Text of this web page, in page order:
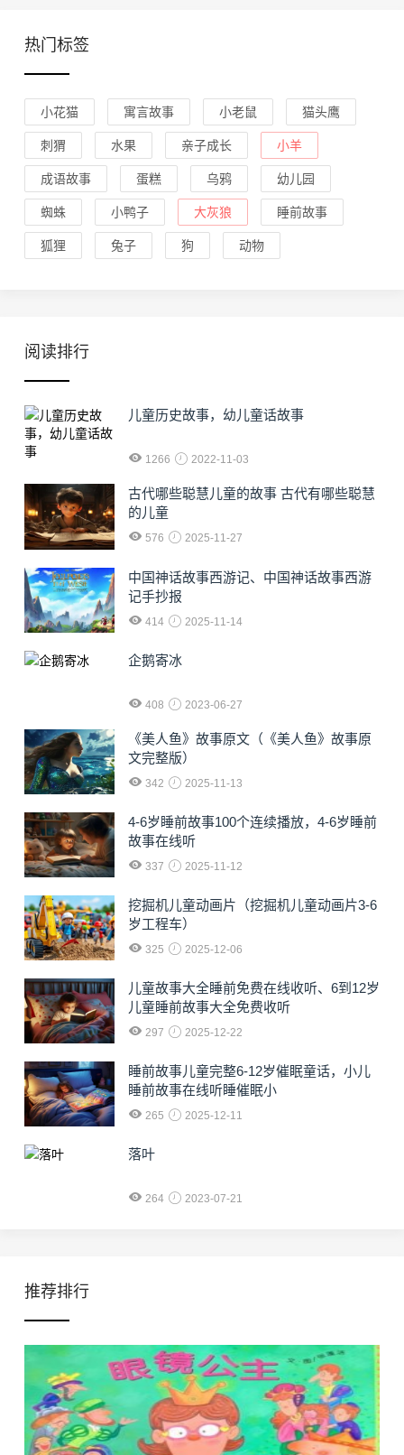
热门标签
小花猫 寓言故事 小老鼠 猫头鹰
刺猬 水果 亲子成长 小羊
成语故事 蛋糕 乌鸦 幼儿园
蜘蛛 小鸭子 大灰狼 睡前故事
狐狸 兔子 狗 动物
阅读排行
儿童历史故事，幼儿童话故事
1266 2022-11-03
古代哪些聪慧儿童的故事 古代有哪些聪慧
的儿童
576 2025-11-27
中国神话故事西游记、中国神话故事西游
记手抄报
414 2025-11-14
企鹅寄冰
408 2023-06-27
《美人鱼》故事原文（《美人鱼》故事原
文完整版）
342 2025-11-13
4-6岁睡前故事100个连续播放，4-6岁睡前
故事在线听
337 2025-11-12
挖掘机儿童动画片（挖掘机儿童动画片3-6
岁工程车）
325 2025-12-06
儿童故事大全睡前免费在线收听、6到12岁
儿童睡前故事大全免费收听
297 2025-12-22
睡前故事儿童完整6-12岁催眠童话，小儿
睡前故事在线听睡催眠小
265 2025-12-11
落叶
264 2023-07-21
推荐排行